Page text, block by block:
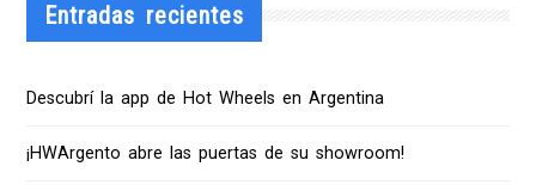
Entradas recientes
Descubrí la app de Hot Wheels en Argentina
¡HWArgento abre las puertas de su showroom!